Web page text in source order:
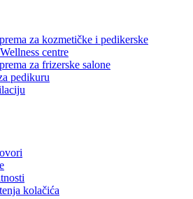
za kozmetičke i pedikerske
centre
za frizerske salone
pedikuru
kolačića